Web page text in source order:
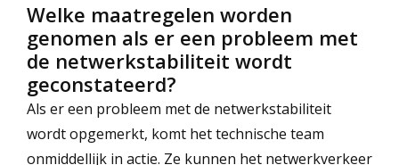
Welke maatregelen worden
genomen als er een probleem met
de netwerkstabiliteit wordt
geconstateerd?
Als er een probleem met de netwerkstabiliteit
wordt opgemerkt, komt het technische team
onmiddellijk in actie. Ze kunnen het netwerkverkeer